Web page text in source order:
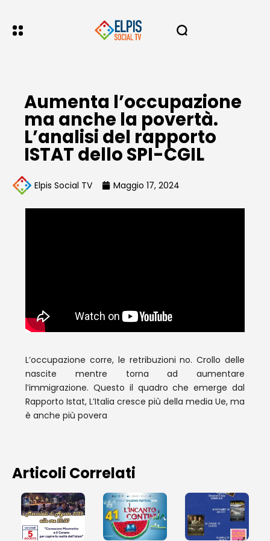
Aumenta l’occupazione
ma anche la povertà.
L’analisi del rapporto
ISTAT dello SPI-CGIL
Elpis Social TV Maggio 17, 2024
L’occupazione corre, le retribuzioni no. Crollo delle
nascite mentre torna ad aumentare
l’immigrazione. Questo il quadro che emerge dal
Rapporto Istat, L’Italia cresce più della media Ue, ma
è anche più povera
Articoli Correlati